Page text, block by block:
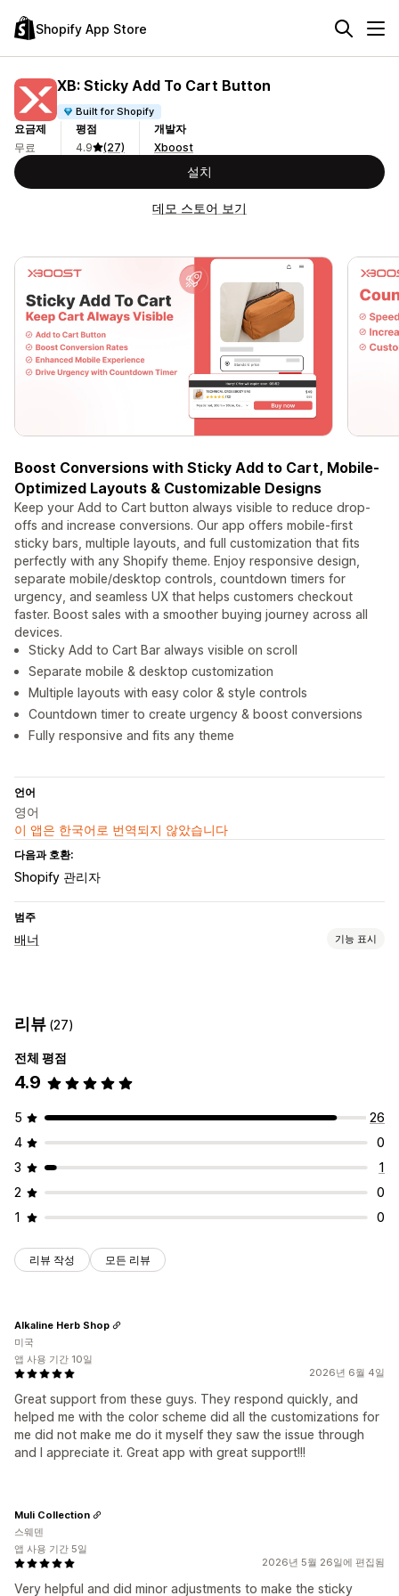
Shopify App Store
XB: Sticky Add To Cart Button
Built for Shopify
요금제
무료
평점
4.9
(27)
개발자
Xboost
설치
데모 스토어 보기
Boost Conversions with Sticky Add to Cart, Mobile-
Optimized Layouts & Customizable Designs
Keep your Add to Cart button always visible to reduce drop-
offs and increase conversions. Our app offers mobile-first
sticky bars, multiple layouts, and full customization that fits
perfectly with any Shopify theme. Enjoy responsive design,
separate mobile/desktop controls, countdown timers for
urgency, and seamless UX that helps customers checkout
faster. Boost sales with a smoother buying journey across all
devices.
Sticky Add to Cart Bar always visible on scroll
Separate mobile & desktop customization
Multiple layouts with easy color & style controls
Countdown timer to create urgency & boost conversions
Fully responsive and fits any theme
언어
영어
이 앱은 한국어로 번역되지 않았습니다
다음과 호환:
Shopify 관리자
범주
배너 기능 표시
홍보형
카운트 다운
맞춤 설정
배너 위치 애니메이션
리뷰 (27)
전체 평점
4.9
5
26
4
0
3
1
2
0
1
0
리뷰 작성 모든 리뷰
2026년 6월 4일
Great support from these guys. They respond quickly, and
helped me with the color scheme did all the customizations for
me did not make me do it myself they saw the issue through
and I appreciate it. Great app with great support!!!
Alkaline Herb Shop
미국
앱 사용 기간 10일
2026년 5월 26일에 편집됨
Very helpful and did minor adjustments to make the sticky
Muli Collection
스웨덴
앱 사용 기간 5일